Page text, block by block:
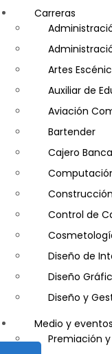
Minería e
Salud y
Seguridad
Carreras
Artes
Auxiliar de
Aviación
Bartender
Cajero
Control de
Diseño de
Diseño
Diseño y
Entrenador
Gastronomía
Medio y eventos
Premiación